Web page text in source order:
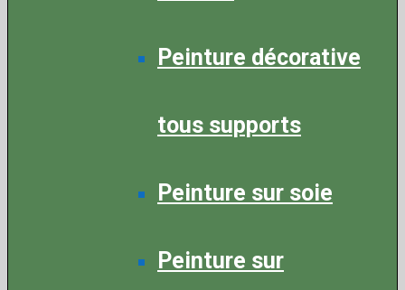
Peinture décorative
tous supports
Peinture sur soie
Peinture sur